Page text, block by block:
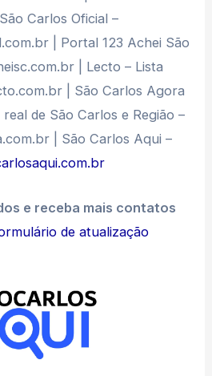
Carlos Oficial –
| Portal 123 Achei São
| Lecto – Lista
| São Carlos Agora
de São Carlos e Região –
| São Carlos Aqui –
e receba mais contatos
de atualização